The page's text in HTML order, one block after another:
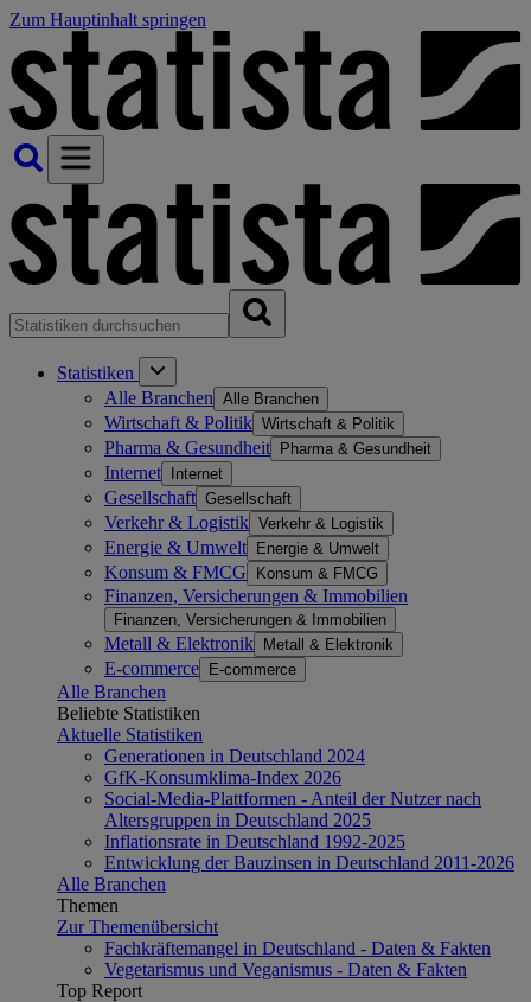
Zum Hauptinhalt springen
Statistiken
Alle Branchen Alle Branchen
Wirtschaft & Politik Wirtschaft & Politik
Pharma & Gesundheit Pharma & Gesundheit
Internet Internet
Gesellschaft Gesellschaft
Verkehr & Logistik Verkehr & Logistik
Energie & Umwelt Energie & Umwelt
Konsum & FMCG Konsum & FMCG
Finanzen, Versicherungen & Immobilien
Finanzen, Versicherungen & Immobilien
Metall & Elektronik Metall & Elektronik
E-commerce E-commerce
Alle Branchen
Beliebte Statistiken
Aktuelle Statistiken
Generationen in Deutschland 2024
GfK-Konsumklima-Index 2026
Social-Media-Plattformen - Anteil der Nutzer nach
Altersgruppen in Deutschland 2025
Inflationsrate in Deutschland 1992-2025
Entwicklung der Bauzinsen in Deutschland 2011-2026
Alle Branchen
Themen
Zur Themenübersicht
Fachkräftemangel in Deutschland - Daten & Fakten
Vegetarismus und Veganismus - Daten & Fakten
Top Report